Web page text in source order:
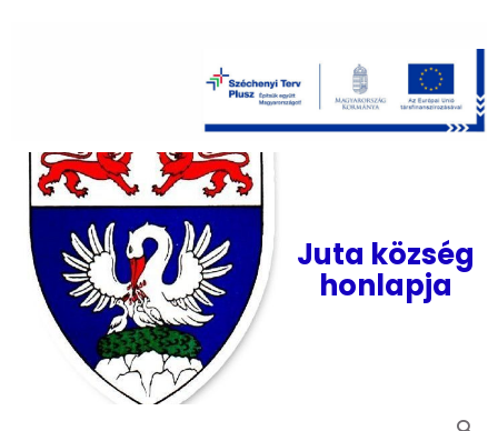
content
Juta község
honlapja